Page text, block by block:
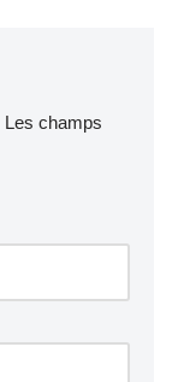
Les champs